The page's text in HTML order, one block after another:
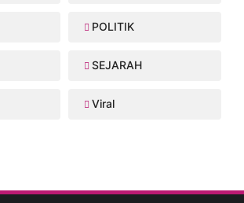
POLITIK
SEJARAH
Viral